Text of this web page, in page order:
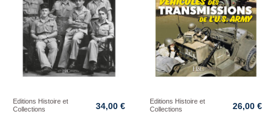
Editions Histoire et
Collections
34,00 €
Editions Histoire et
Collections
26,00 €